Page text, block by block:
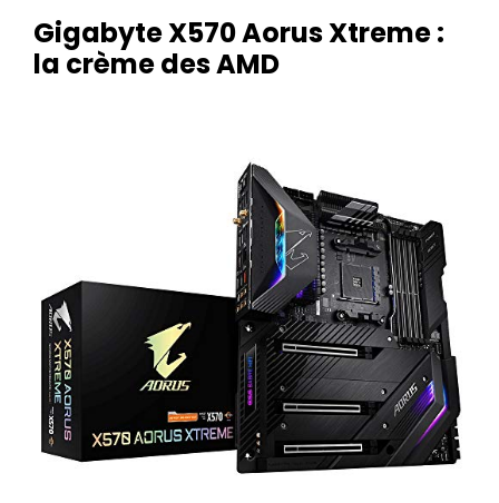
Gigabyte X570 Aorus Xtreme :
la crème des AMD